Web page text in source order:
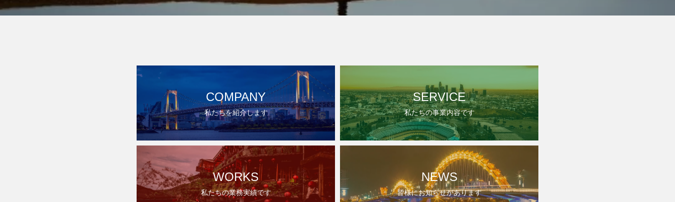
COMPANY
私たちを紹介します
SERVICE
私たちの事業内容です
WORKS
私たちの業務実績です
NEWS
皆様にお知らせがあります